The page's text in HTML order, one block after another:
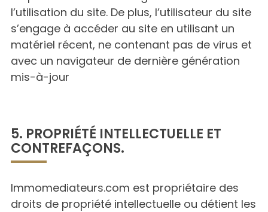
l’utilisation du site. De plus, l’utilisateur du site
s’engage à accéder au site en utilisant un
matériel récent, ne contenant pas de virus et
avec un navigateur de dernière génération
mis-à-jour
5. PROPRIÉTÉ INTELLECTUELLE ET
CONTREFAÇONS.
Immomediateurs.com est propriétaire des
droits de propriété intellectuelle ou détient les